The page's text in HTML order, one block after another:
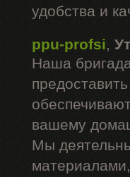
удобства и
ppu-profsi,
Наша
вашему
Мы